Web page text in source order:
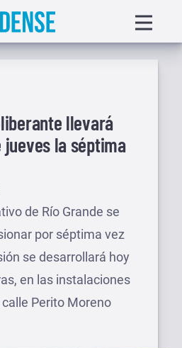
menu
llevará
la séptima
de Río Grande se
por séptima vez
se desarrollará hoy
en las instalaciones
Perito Moreno